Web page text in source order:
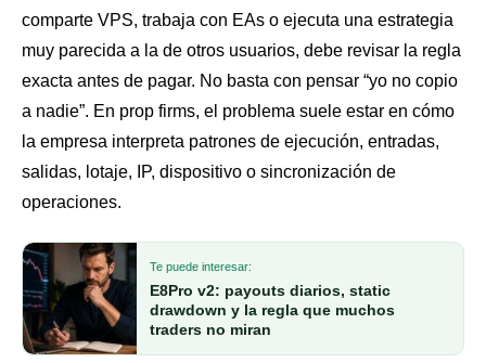
comparte VPS, trabaja con EAs o ejecuta una estrategia
muy parecida a la de otros usuarios, debe revisar la regla
exacta antes de pagar. No basta con pensar “yo no copio
a nadie”. En prop firms, el problema suele estar en cómo
la empresa interpreta patrones de ejecución, entradas,
salidas, lotaje, IP, dispositivo o sincronización de
operaciones.
Te puede interesar:
E8Pro v2: payouts diarios, static
drawdown y la regla que muchos
traders no miran